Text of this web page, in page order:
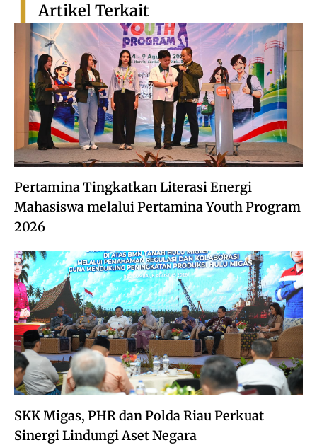
Pertamina Tingkatkan Literasi Energi
Mahasiswa melalui Pertamina Youth Program
2026
SKK Migas, PHR dan Polda Riau Perkuat
Sinergi Lindungi Aset Negara
Artikel Terkait